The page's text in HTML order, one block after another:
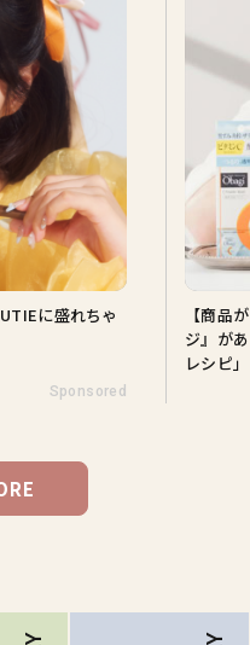
に盛れちゃ
Sponsored
【商品
ジ』が
レシピ」